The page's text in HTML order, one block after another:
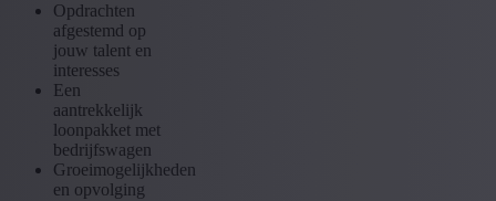
Opdrachten
afgestemd op
jouw talent en
interesses
Een
aantrekkelijk
loonpakket met
bedrijfswagen
Groeimogelijkheden
en opvolging